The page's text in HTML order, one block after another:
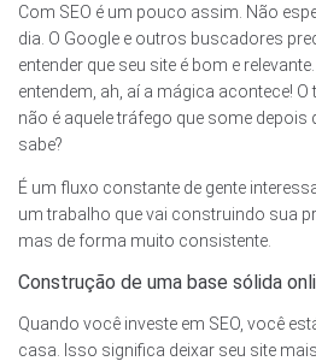
Com SEO é um pouco assim. Não
dia. O Google e outros buscadores
entender que seu site é bom e
entendem, ah, aí a mágica acontece!
não é aquele tráfego que some depois
sabe?
É um fluxo constante de gente
um trabalho que vai construindo sua
mas de forma muito consistente.
Construção de uma base sólida
Quando você investe em SEO, você
casa. Isso significa deixar seu site